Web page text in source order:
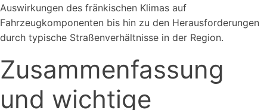
Auswirkungen des fränkischen Klimas auf
Fahrzeugkomponenten bis hin zu den Herausforderungen
durch typische Straßenverhältnisse in der Region.
Zusammenfassung
und wichtige